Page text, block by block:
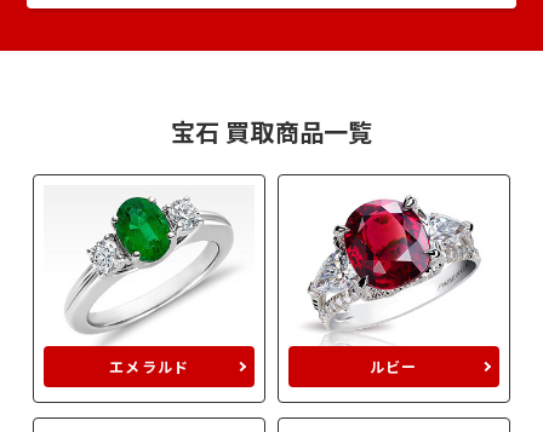
宝石 買取商品一覧
エメラルド ルビー